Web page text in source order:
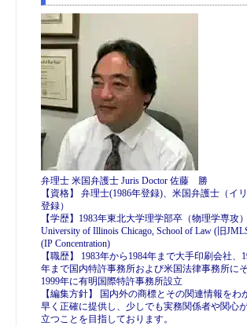
弁理士 米国弁護士 Juris Doctor 佐藤 勝
【資格】 弁理士(1986年登録)、米国弁護士（イ
登録）
【学歴】1983年東北大学理学部卒（物理学専攻
University of Illinois Chicago, School of Law (旧
(IP Concentration)
【職歴】 1983年から1984年まで大手印刷会社、
年まで国内特許事務所および米国法律事務所にそ
1999年に有明国際特許事務所設立
【編集方針】 国内外の商標とその関連情報をわ
早く正確に提供し、少しでも実務関係者や関心
立つことを目指しております。